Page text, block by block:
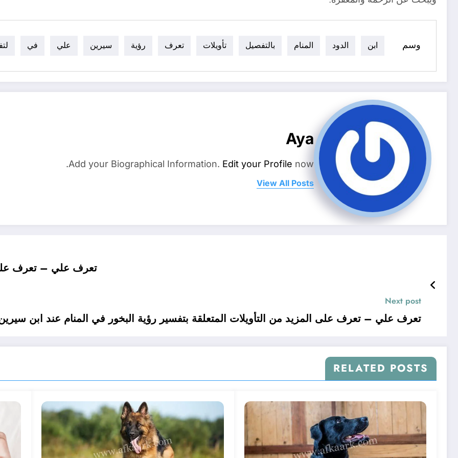
وسم ابن الدود المنام بالتفصيل تأويلات تعرف رؤية سيرين علي في
Aya
Add your Biographical Information. Edit your Profile now.
View All Posts
تعرف علي – تعرف
Next post
تعرف علي – تعرف على المزيد من التأويلات المتعلقة بتفسير رؤية البخور في المنام عند ابن
RELATED POSTS